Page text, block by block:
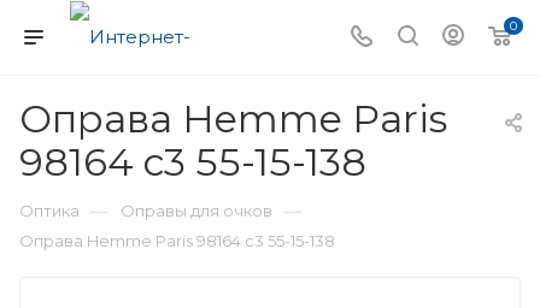
0
Оправа Hemme Paris
98164 c3 55-15-138
Оптика — Оправы для очков —
Оправа Hemme Paris 98164 c3 55-15-138